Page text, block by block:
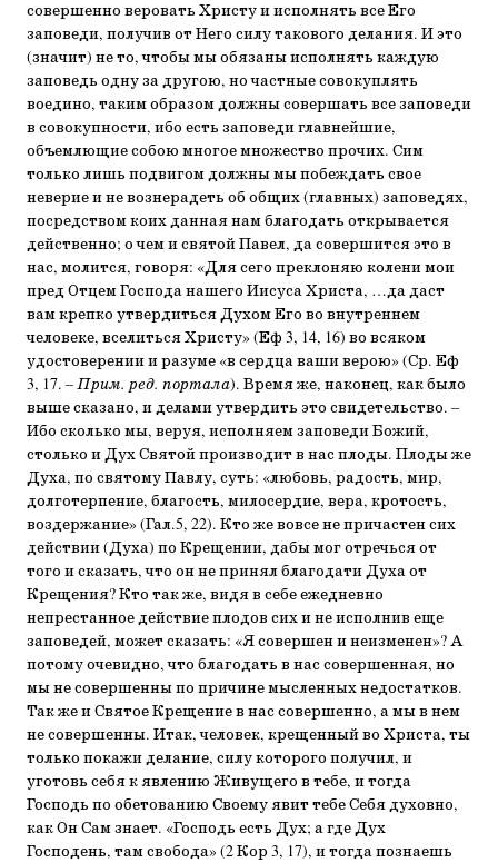
совершенно веровать Христу и исполнять все Его
заповеди, получив от Него силу такового делания. И это
(значит) не то, чтобы мы обязаны исполнять каждую
заповедь одну за другою, но частные совокуплять
воедино, таким образом должны совершать все заповеди
в совокупности, ибо есть заповеди главнейшие,
объемлющие собою многое множество прочих. Сим
только лишь подвигом должны мы побеждать свое
неверие и не вознерадеть об общих (главных) заповедях,
посредством коих данная нам благодать открывается
действенно; о чем и святой Павел, да совершится это в
нас, молится, говоря: «Для сего преклоняю колени мои
пред Отцем Господа нашего Иисуса Христа, …да даст
вам крепко утвердиться Духом Его во внутреннем
человеке, вселиться Христу» (Еф 3, 14, 16) во всяком
удостоверении и разуме «в сердца ваши верою» (Ср. Еф
3, 17. –Прим. ред. портала). Время же, наконец, как было
выше сказано, и делами утвердить это свидетельство. –
Ибо сколько мы, веруя, исполняем заповеди Божий,
столько и Дух Святой производит в нас плоды. Плоды же
Духа, по святому Павлу, суть: «любовь, радость, мир,
долготерпение, благость, милосердие, вера, кротость,
воздержание» (Гал.5, 22). Кто же вовсе не причастен сих
действии (Духа) по Крещении, дабы мог отречься от
того и сказать, что он не принял благодати Духа от
Крещения? Кто так же, видя в себе ежедневно
непрестанное действие плодов сих и не исполнив еще
заповедей, может сказать: «Я совершен и неизменен»? А
потому очевидно, что благодать в нас совершенная, но
мы не совершенны по причине мысленных недостатков.
Так же и Святое Крещение в нас совершенно, а мы в нем
не совершенны. Итак, человек, крещенный во Христа, ты
только покажи делание, силу которого получил, и
уготовь себя к явлению Живущего в тебе, и тогда
Господь по обетованию Своему явит тебе Себя духовно,
как Он Сам знает. «Господь есть Дух; а где Дух
Господень, там свобода» (2 Кор 3, 17), и тогда познаешь